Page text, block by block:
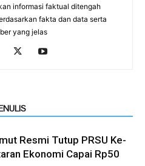
informasi faktual ditengah
fakta dan data serta
yang jelas
Resmi Tutup PRSU Ke-
Ekonomi Capai Rp50